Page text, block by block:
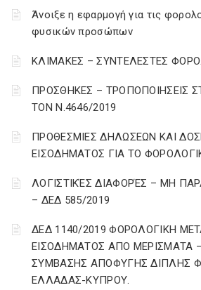
Άνοιξε η εφαρμογή για τις
φυσικών προσώπων
ΚΛΙΜΑΚΕΣ – ΣΥΝΤΕΛΕΣΤΕΣ
ΠΡΟΣΘΗΚΕΣ – ΤΡΟΠΟΠΟΙΗΣΕΙΣ
ΤΟΝ Ν.4646/2019
ΠΡΟΘΕΣΜΙΕΣ ΔΗΛΩΣΕΩΝ ΚΑΙ
ΕΙΣΟΔΗΜΑΤΟΣ ΓΙΑ ΤΟ
ΛΟΓΙΣΤΙΚΈΣ ΔΙΑΦΟΡΈΣ – ΜΗ
– ΔΕΔ 585/2019
ΔΕΔ 1140/2019 ΦΟΡΟΛΟΓΙΚΗ
ΕΙΣΟΔΗΜΑΤΟΣ ΑΠΟ ΜΕΡΙΣΜΑΤΑ
ΣΥΜΒΑΣΗΣ ΑΠΟΦΥΓΗΣ ΔΙΠΛΗΣ
ΕΛΛΑΔΑΣ-ΚΥΠΡΟΥ.